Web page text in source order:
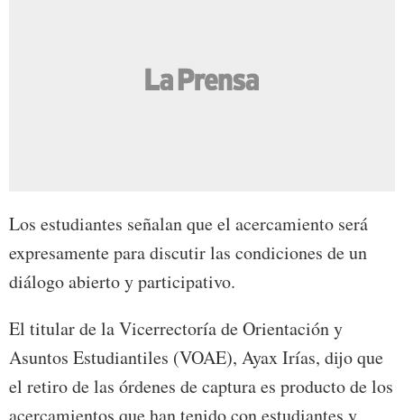
Los estudiantes señalan que el acercamiento será
expresamente para discutir las condiciones de un
diálogo abierto y participativo.
El titular de la Vicerrectoría de Orientación y
Asuntos Estudiantiles (VOAE), Ayax Irías, dijo que
el retiro de las órdenes de captura es producto de los